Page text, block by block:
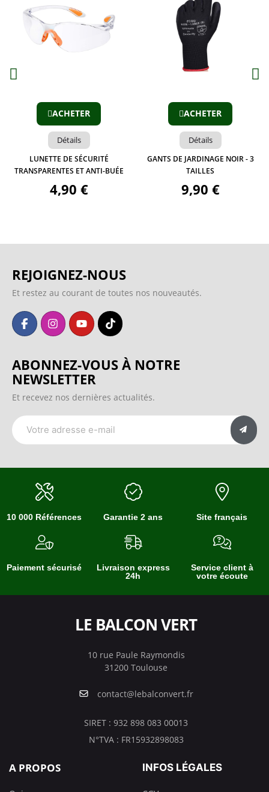
ACHETER
Détails
LUNETTE DE SÉCURITÉ
TRANSPARENTES ET ANTI-BUÉE
4,90 €
Aperçu
ACHETER
Détails
GANTS DE JARDINAGE NOIR - 3
TAILLES
9,90 €
REJOIGNEZ-NOUS
Et restez au courant de toutes nos nouveautés.
ABONNEZ-VOUS À NOTRE
NEWSLETTER
Et recevez nos dernières actualités.
10 000 Références Garantie 2 ans Site français
Paiement sécurisé
Livraison express
24h
Service client à
votre écoute
LE BALCON VERT
10 rue Paule Raymondis
31200 Toulouse
contact@lebalconvert.fr
SIRET : 932 898 083 00013
N°TVA : FR15932898083
A PROPOS INFOS LÉGALES